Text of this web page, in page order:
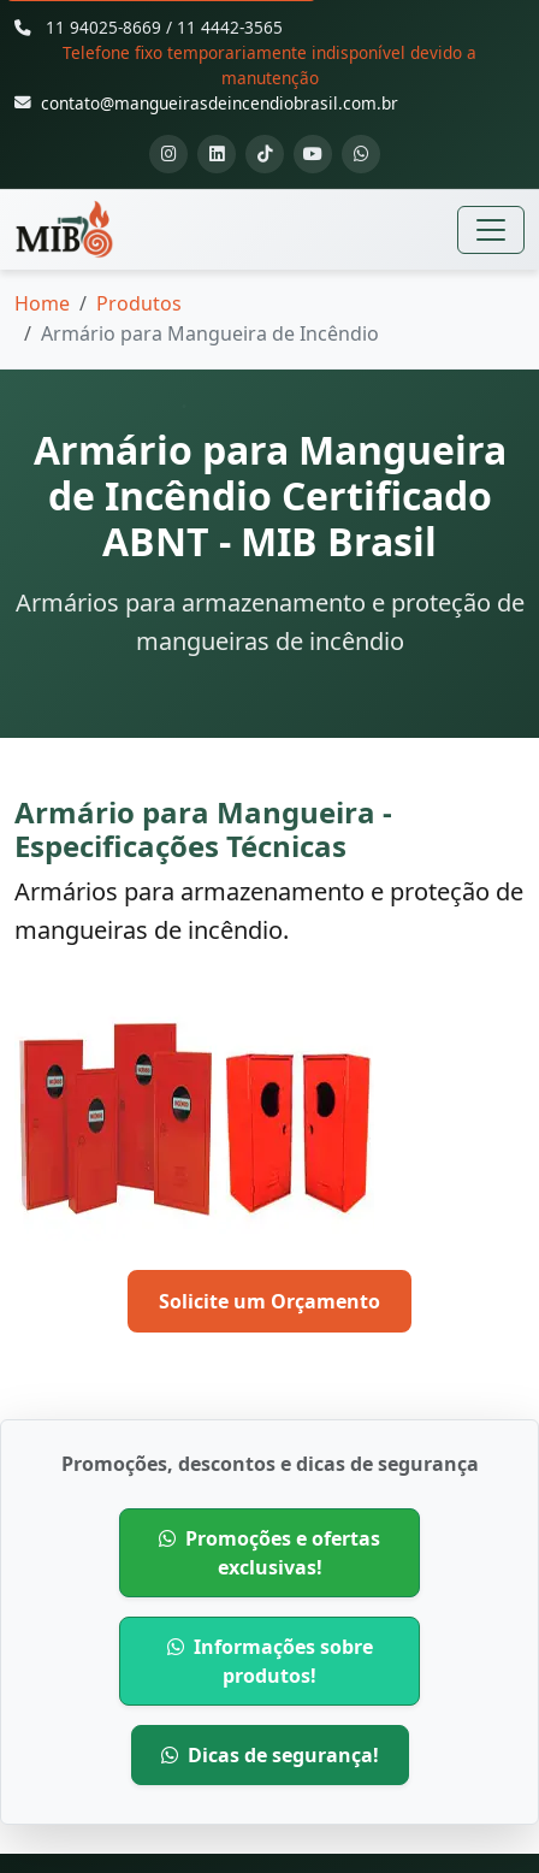
11 94025-8669 / 11 4442-3565
Telefone fixo temporariamente indisponível devido a
manutenção
contato@mangueirasdeincendiobrasil.com.br
Home
Produtos
Armário para Mangueira de Incêndio
Armário para Mangueira
de Incêndio Certificado
ABNT - MIB Brasil
Armários para armazenamento e proteção de
mangueiras de incêndio
Armário para Mangueira -
Especificações Técnicas
Armários para armazenamento e proteção de
mangueiras de incêndio.
Solicite um Orçamento
Promoções, descontos e dicas de segurança
Promoções e ofertas
exclusivas!
Informações sobre
produtos!
Dicas de segurança!